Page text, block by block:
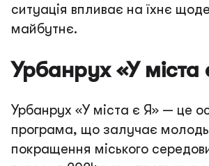
ситуація впливає на їхнє
майбутнє.
Урбанрух «У міста
Урбанрух «У міста є Я» — це
програма, що залучає молодь
покращення міського